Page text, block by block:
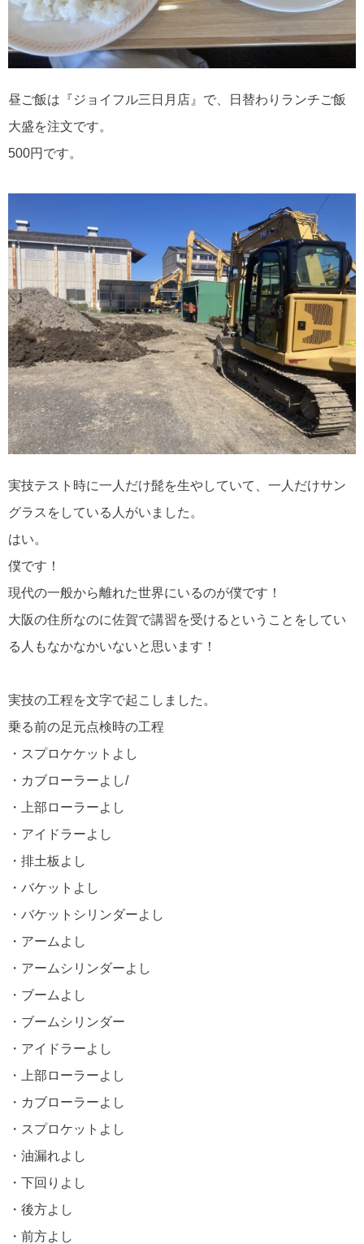
昼ご飯は『ジョイフル三日月店』で、日替わりランチご飯
大盛を注文です。
500円です。
実技テスト時に一人だけ髭を生やしていて、一人だけサン
グラスをしている人がいました。
はい。
僕です！
現代の一般から離れた世界にいるのが僕です！
大阪の住所なのに佐賀で講習を受けるということをしてい
る人もなかなかいないと思います！
実技の工程を文字で起こしました。
乗る前の足元点検時の工程
・スプロケケットよし
・カブローラーよし/
・上部ローラーよし
・アイドラーよし
・排土板よし
・バケットよし
・バケットシリンダーよし
・アームよし
・アームシリンダーよし
・ブームよし
・ブームシリンダー
・アイドラーよし
・上部ローラーよし
・カブローラーよし
・スプロケットよし
・油漏れよし
・下回りよし
・後方よし
・前方よし